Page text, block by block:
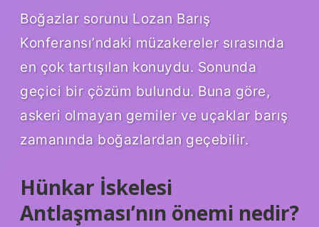
Boğazlar sorunu Lozan Barış
Konferansı’ndaki müzakereler sırasında
en çok tartışılan konuydu. Sonunda
geçici bir çözüm bulundu. Buna göre,
askeri olmayan gemiler ve uçaklar barış
zamanında boğazlardan geçebilir.
Hünkar İskelesi
Antlaşması’nın önemi nedir?